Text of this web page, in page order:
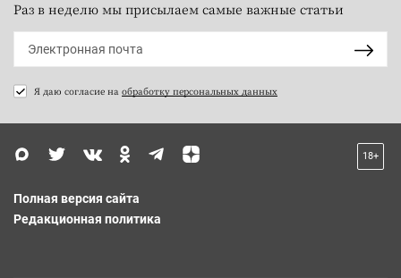
Раз в неделю мы присылаем самые важные статьи
Я даю согласие на обработку персональных данных
18+
Полная версия сайта
Редакционная политика